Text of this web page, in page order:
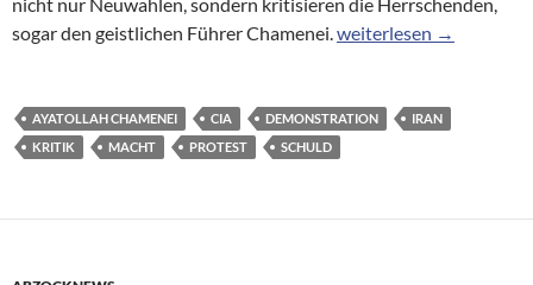
sogar den geistlichen Führer Chamenei.Demonstrationen:
weiterlesen →
AYATOLLAH CHAMENEI CIA DEMONSTRATION
IRAN
KRITIK
MACHT PROTEST SCHULD